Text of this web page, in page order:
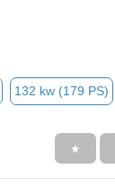
132 kw (179 PS)
★